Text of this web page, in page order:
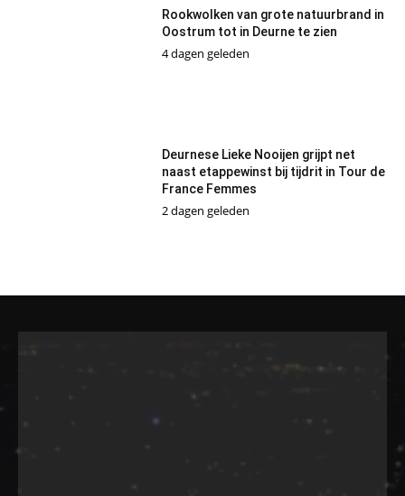
Rookwolken van grote natuurbrand in
Oostrum tot in Deurne te zien
4 dagen geleden
Deurnese Lieke Nooijen grijpt net
naast etappewinst bij tijdrit in Tour de
France Femmes
2 dagen geleden